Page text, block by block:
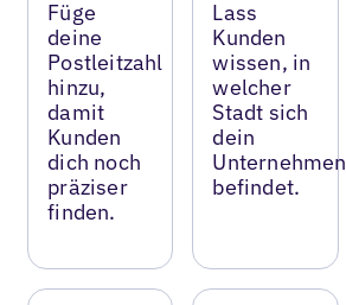
Füge
deine
Postleitzahl
hinzu,
damit
Kunden
dich noch
präziser
finden.
Lass
Kunden
wissen, in
welcher
Stadt sich
dein
Unternehmen
befindet.